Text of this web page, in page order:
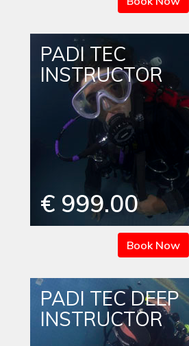
PADI TEC
INSTRUCTOR
€ 999.00
Book Now
PADI TEC DEEP
INSTRUCTOR